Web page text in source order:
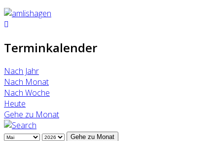
Terminkalender
Nach Jahr
Nach Monat
Nach Woche
Heute
Gehe zu Monat
Gehe zu Monat